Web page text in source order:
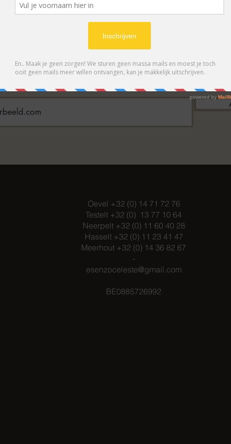
OP ONZE NIEUWSBRIEF
eerste op de hoogte van acties en- /
Oevel +32 (0) 14 71 72 76
Testelt +32 (0) 13 77 10 64
Neerpelt +32 (0) 11 60 40 28
Hasselt +32 (0) 11 23 41 47
Meerhout +32 (0) 14 36 82 67
-
esenzoceleste@gmail.com
BE0885726992